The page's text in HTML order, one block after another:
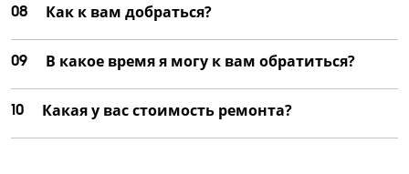
08 Как к вам добраться?
09 В какое время я могу к вам обратиться?
10 Какая у вас стоимость ремонта?